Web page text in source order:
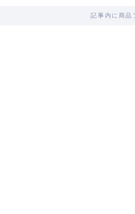
記事内に商品